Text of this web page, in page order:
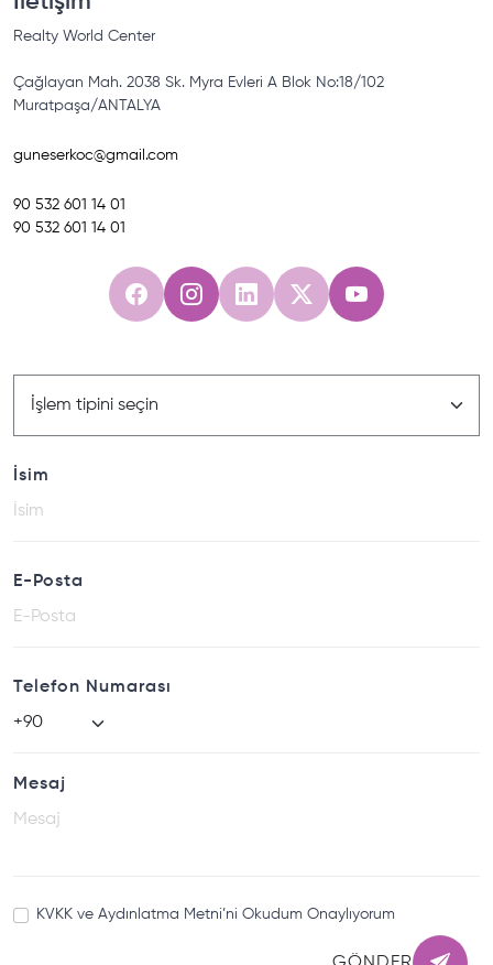
Realty World Center
Çağlayan Mah. 2038 Sk. Myra Evleri A Blok No:18/102
Muratpaşa/ANTALYA
guneserkoc@gmail.com
90 532 601 14 01
90 532 601 14 01
İsim
E-Posta
Telefon Numarası
Mesaj
KVKK ve Aydınlatma Metni’ni Okudum Onaylıyorum